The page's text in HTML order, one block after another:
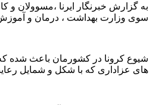
به گزارش خبرنگار ایرنا ،مسوولان
سوی وزارت بهداشت ، درمان و
شیوع کرونا در کشورمان باعث شده که
های عزاداری که با شکل و شمایل